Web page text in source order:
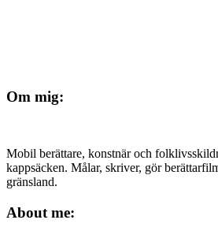
Om mig:
Mobil berättare, konstnär och
kappsäcken. Målar, skriver, gör
gränsland.
About me: